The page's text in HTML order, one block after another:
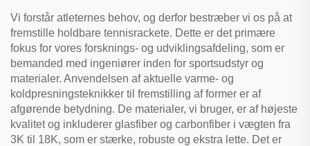
Vi forstår atleternes behov, og derfor bestræber vi os på at
fremstille holdbare tennisrackete. Dette er det primære
fokus for vores forsknings- og udviklingsafdeling, som er
bemanded med ingeniører inden for sportsudstyr og
materialer. Anvendelsen af aktuelle varme- og
koldpresningsteknikker til fremstilling af former er af
afgørende betydning. De materialer, vi bruger, er af højeste
kvalitet og inkluderer glasfiber og carbonfiber i vægten fra
3K til 18K, som er stærke, robuste og ekstra lette. Det er